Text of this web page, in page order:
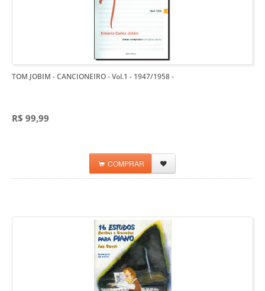
TOM JOBIM - CANCIONEIRO - Vol.1 - 1947/1958-
R$ 99,99
COMPRAR